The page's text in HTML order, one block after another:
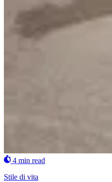
4 min read
Stile di vita